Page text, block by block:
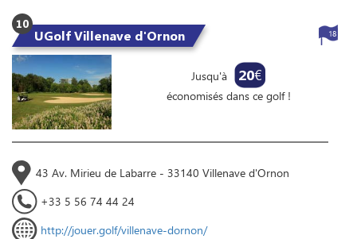
10
UGolf Villenave d'Ornon
Jusqu'à 20€
économisés dans ce golf !
18
43 Av. Mirieu de Labarre - 33140 Villenave d'Ornon
+33 5 56 74 44 24
http://jouer.golf/villenave-dornon/